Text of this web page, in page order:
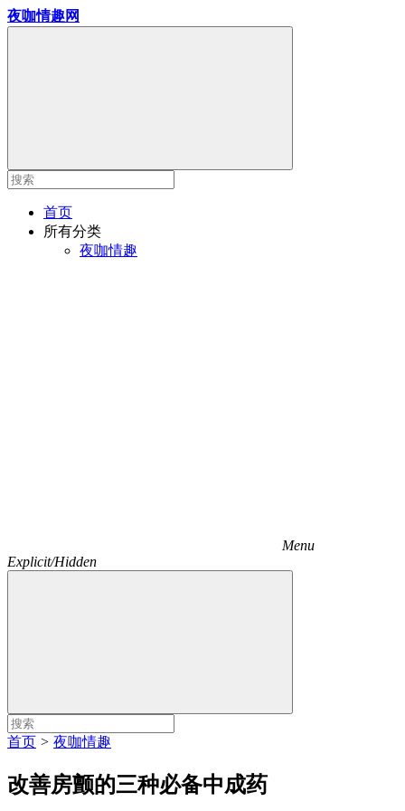
夜咖情趣网
首页
所有分类
夜咖情趣
Menu
Explicit/Hidden
首页 > 夜咖情趣
改善房颤的三种必备中成药